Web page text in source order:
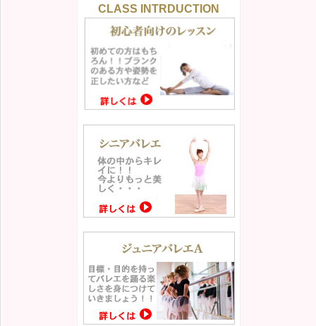
CLASS INTRDUCTION